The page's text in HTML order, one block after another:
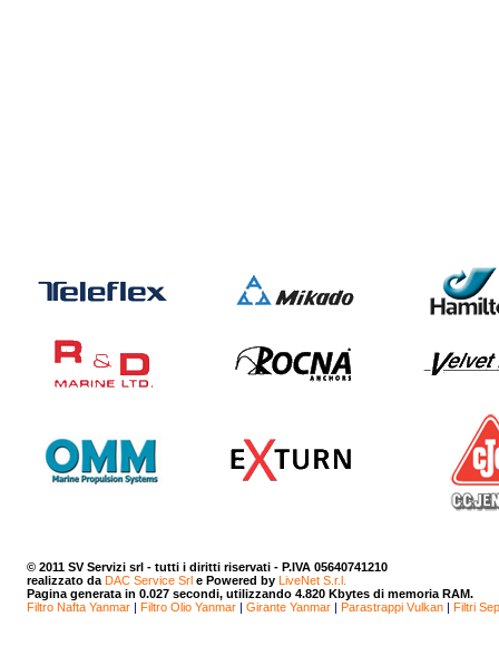
© 2011 SV Servizi srl - tutti i diritti riservati - P.IVA 05640741210
realizzato da DAC Service Srl e Powered by LiveNet S.r.l.
Pagina generata in 0.027 secondi, utilizzando 4.820 Kbytes di memoria RAM.
Filtro Nafta Yanmar | Filtro Olio Yanmar | Girante Yanmar | Parastrappi Vulkan | Filtri